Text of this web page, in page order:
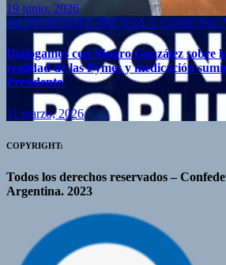
19 junio, 2026
ACTIVIDADES PRENSA Y
Dialogamos con Mauro González sobre
realidad de las Pymes y medicación
Presidente.
11 marzo, 2026
COPYRIGHT:
Todos los derechos reservados –
Argentina. 2023